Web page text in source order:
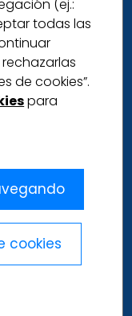
(ej.:
todas las
de cookies”.
para
cookies